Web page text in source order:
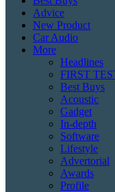
Advice
New Product
Car Audio
More
Headlines
FIRST
Best Buys
Acoustic
Gadget
In-depth
Software
Lifestyle
Advertorial
Awards
Profile